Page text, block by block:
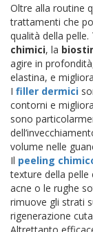
Oltre alla routine
trattamenti che
qualità della
chimici, la
agire in
elastina, e
I filler dermici
contorni e
sono
volume nelle
Il peeling
texture della pelle
acne o le rughe
rimuove gli strati
rigenerazione